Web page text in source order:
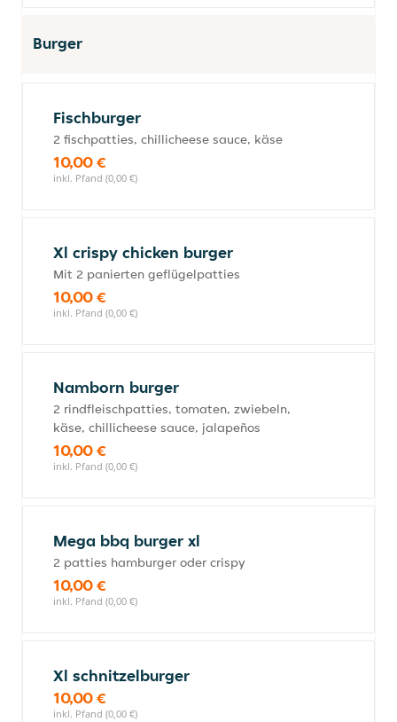
Burger
Fischburger
2 fischpatties, chillicheese sauce, käse
10,00 €
inkl. Pfand (0,00 €)
Xl crispy chicken burger
Mit 2 panierten geflügelpatties
10,00 €
inkl. Pfand (0,00 €)
Namborn burger
2 rindfleischpatties, tomaten, zwiebeln,
käse, chillicheese sauce, jalapeños
10,00 €
inkl. Pfand (0,00 €)
Mega bbq burger xl
2 patties hamburger oder crispy
10,00 €
inkl. Pfand (0,00 €)
Xl schnitzelburger
10,00 €
inkl. Pfand (0,00 €)